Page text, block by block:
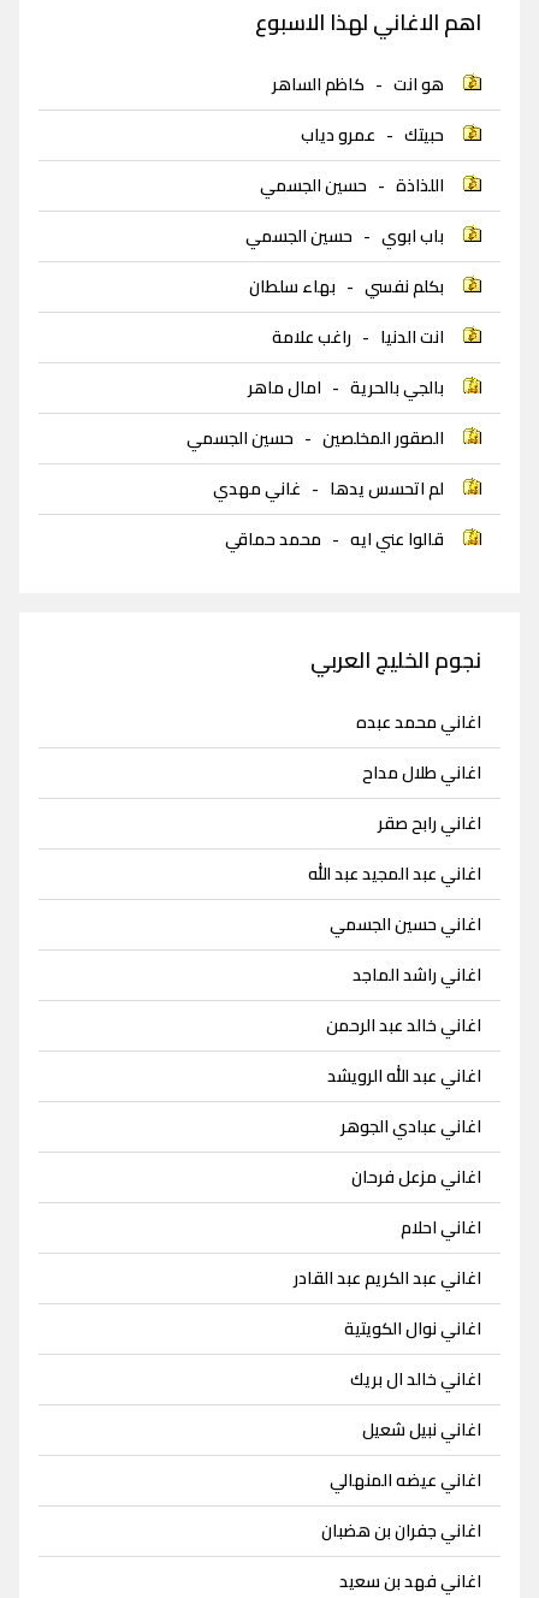
اهم الاغاني لهذا الاسبوع
هو انت - كاظم الساهر
حبيتك - عمرو دياب
اللذاذة - حسين الجسمي
باب ابوي - حسين الجسمي
بكلم نفسي - بهاء سلطان
انت الدنيا - راغب علامة
بالجي بالحرية - امال ماهر
الصقور المخلصين - حسين الجسمي
لم اتحسس يدها - غاني مهدي
قالوا عني ايه - محمد حماقي
نجوم الخليج العربي
اغاني محمد عبده
اغاني طلال مداح
اغاني رابح صقر
اغاني عبد المجيد عبد الله
اغاني حسين الجسمي
اغاني راشد الماجد
اغاني خالد عبد الرحمن
اغاني عبد الله الرويشد
اغاني عبادي الجوهر
اغاني مزعل فرحان
اغاني احلام
اغاني عبد الكريم عبد القادر
اغاني نوال الكويتية
اغاني خالد ال بريك
اغاني نبيل شعيل
اغاني عيضه المنهالي
اغاني جفران بن هضبان
اغاني فهد بن سعيد